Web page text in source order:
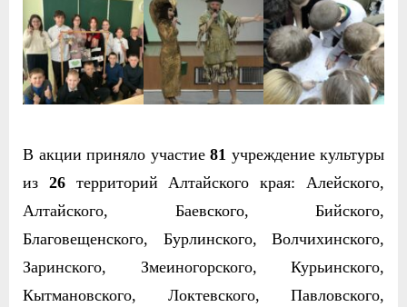
В акции приняло участие 81 учреждение культуры
из 26территорий Алтайского края: Алейского,
Алтайского, Баевского, Бийского,
Благовещенского, Бурлинского, Волчихинского,
Заринского, Змеиногорского, Курьинского,
Кытмановского, Локтевского, Павловского,